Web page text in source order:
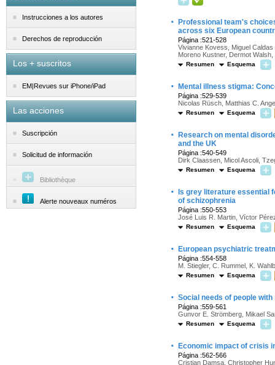
Instrucciones a los autores
Derechos de reproducción
Los + suscritos
EM|Revues sur iPhone/iPad
Las acciones
Suscripción
Solicitud de información
Bibliothèque
Alerte nouveaux numéros
·
Professional team's
across six European
Página :521-528
Vivianne Kovess, Miguel
Moreno Kustner, Dermot
Resumen Esquema
· Mental illness stigma:
Página :529-539
Nicolas Rüsch, Matthias C.
Resumen Esquema
·
Research on mental
and the UK
Página :540-549
Dirk Claassen, Micol Ascoli,
Resumen Esquema
·
Is grey literature essential
of schizophrenia
Página :550-553
José Luis R. Martin, Víctor
Resumen Esquema
· European psychiatric
Página :554-558
M. Stiegler, C. Rummel, K.
Resumen Esquema
· Social needs of people
Página :559-561
Gunvor E. Strömberg, Mikael
Resumen Esquema
· Economic impact of crisis
Página :562-566
Cristian Damsa, Christopher